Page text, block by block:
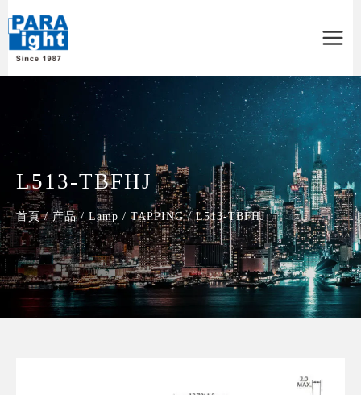
Menu
L513-TBFHJ
首頁 / 产品 / Lamp / TAPPING / L513-TBFHJ